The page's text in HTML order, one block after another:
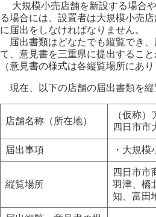
大規模小売店舗を新設する場合
る場合には、設置者は大規模小売
に届出をしなければなりません。
届出書類はどなたでも縦覧でき
て、意見書を三重県に提出すること
（意見書の様式は各縦覧場所にあり
現在、以下の店舗の届出書類を縦
店舗名称（所在地）
（仮称
四日市市
届出事項 ・大規
縦覧場所
四日市市
羽津、橋
知、富田